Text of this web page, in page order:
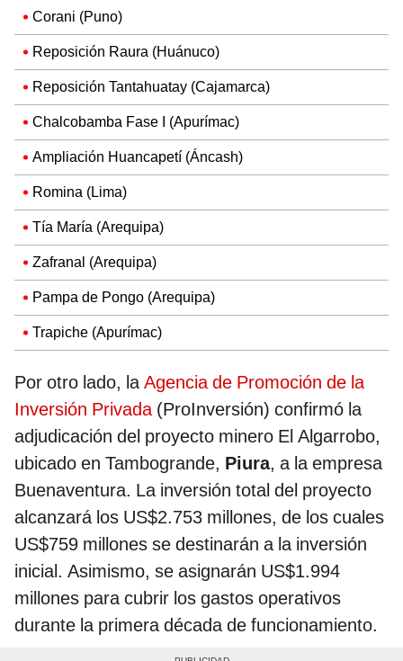
Corani (Puno)
Reposición Raura (Huánuco)
Reposición Tantahuatay (Cajamarca)
Chalcobamba Fase I (Apurímac)
Ampliación Huancapetí (Áncash)
Romina (Lima)
Tía María (Arequipa)
Zafranal (Arequipa)
Pampa de Pongo (Arequipa)
Trapiche (Apurímac)
Por otro lado, la Agencia de Promoción de la
Inversión Privada (ProInversión) confirmó la
adjudicación del proyecto minero El Algarrobo,
ubicado en Tambogrande, Piura, a la empresa
Buenaventura. La inversión total del proyecto
alcanzará los US$2.753 millones, de los cuales
US$759 millones se destinarán a la inversión
inicial. Asimismo, se asignarán US$1.994
millones para cubrir los gastos operativos
durante la primera década de funcionamiento.